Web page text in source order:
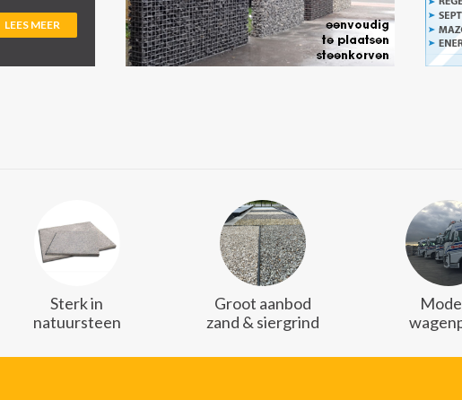
LEES MEER
Sterk in
natuursteen
Groot aanbod
zand & siergrind